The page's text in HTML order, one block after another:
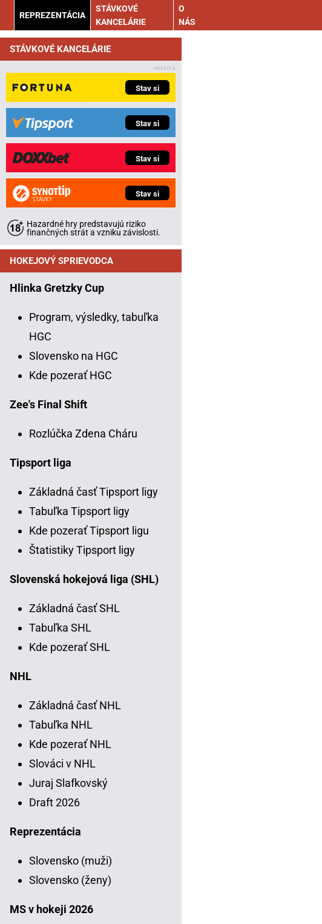
REPREZENTÁCIA
STÁVKOVÉ
KANCELÁRIE
O
NÁS
STÁVKOVÉ KANCELÁRIE
Stav si
Stav si
Stav si
Stav si
Hazardné hry predstavujú riziko
finančných strát a vzniku závislosti.
HOKEJOVÝ SPRIEVODCA
Hlinka Gretzky Cup
Program, výsledky, tabuľka
HGC
Slovensko na HGC
Kde pozerať HGC
Zee's Final Shift
Rozlúčka Zdena Cháru
Tipsport liga
Základná časť Tipsport ligy
Tabuľka Tipsport ligy
Kde pozerať Tipsport ligu
Štatistiky Tipsport ligy
Slovenská hokejová liga (SHL)
Základná časť SHL
Tabuľka SHL
Kde pozerať SHL
NHL
Základná časť NHL
Tabuľka NHL
Kde pozerať NHL
Slováci v NHL
Juraj Slafkovský
Draft 2026
Reprezentácia
Slovensko (muži)
Slovensko (ženy)
MS v hokeji 2026